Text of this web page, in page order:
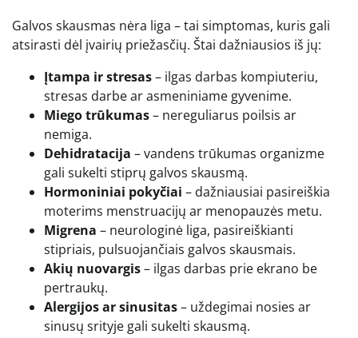
Galvos skausmas nėra liga – tai simptomas, kuris gali
atsirasti dėl įvairių priežasčių. Štai dažniausios iš jų:
Įtampa ir stresas– ilgas darbas kompiuteriu,
stresas darbe ar asmeniniame gyvenime.
Miego trūkumas– nereguliarus poilsis ar
nemiga.
Dehidratacija – vandens trūkumas organizme
gali sukelti stiprų galvos skausmą.
Hormoniniai pokyčiai – dažniausiai pasireiškia
moterims menstruacijų ar menopauzės metu.
Migrena – neurologinė liga, pasireiškianti
stipriais, pulsuojančiais galvos skausmais.
Akių nuovargis– ilgas darbas prie ekrano be
pertraukų.
Alergijos ar sinusitas– uždegimai nosies ar
sinusų srityje gali sukelti skausmą.